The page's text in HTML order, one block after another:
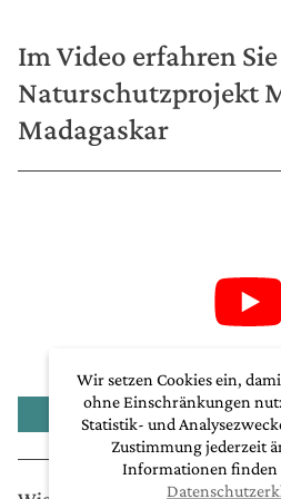
Im Video erfahren
Naturschutzprojekt
Madagaskar
Wir setzen Cookies ein,
ohne Einschränkungen
Statistik- und
Zustimmung jederzeit
Informationen finden